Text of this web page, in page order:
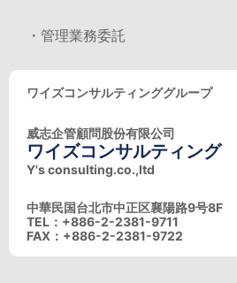
・管理業務委託
ワイズコンサルティンググループ
威志企管顧問股份有限公司
ワイズコンサルティング
Y's consulting.co.,ltd
中華民国台北市中正区襄陽路9号8F
TEL：+886-2-2381-9711
FAX：+886-2-2381-9722